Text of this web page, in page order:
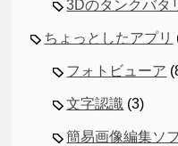
3Dのタンクバタ
ちょっとしたアプリ
フォトビューア
文字認識 (3)
簡易画像編集ソ